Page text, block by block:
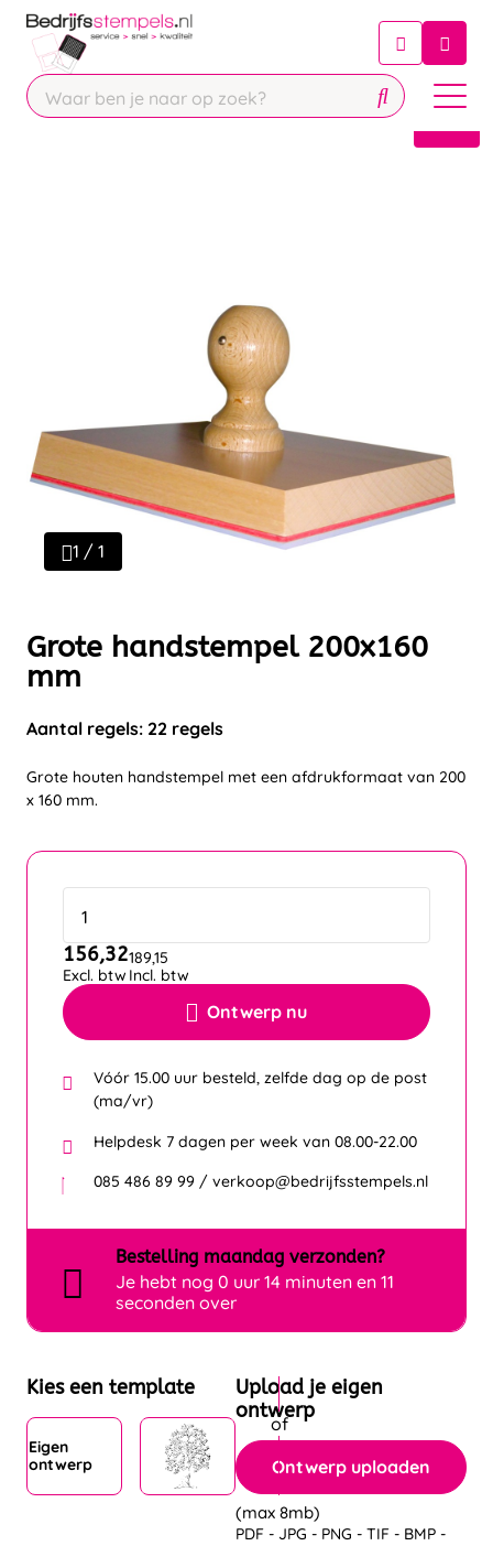
Chatbot
Chat 24/7 met onze chatbot voor
Contact
1 / 1
Grote handstempel 200x160
mm
Aantal regels: 22 regels
Grote houten handstempel met een afdrukformaat van 200
x 160 mm.
Ontwerp nu
156,32
Excl. btw
189,15
Incl. btw
Vóór 15.00 uur besteld, zelfde dag op de post
(ma/vr)
Helpdesk 7 dagen per week van 08.00-22.00
085 486 89 99 / verkoop@bedrijfsstempels.nl
Bestelling maandag verzonden?
Je hebt nog 0 uur 14 minuten en 11
seconden over
Kies een template
Eigen
ontwerp
Upload je eigen
ontwerp
Ontwerp uploaden
(max 8mb)
PDF - JPG - PNG - TIF - BMP -